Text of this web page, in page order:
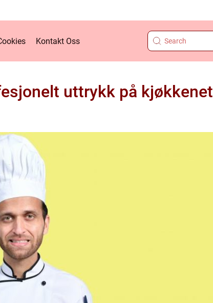
Kontakt Oss
uttrykk på kjøkkenet